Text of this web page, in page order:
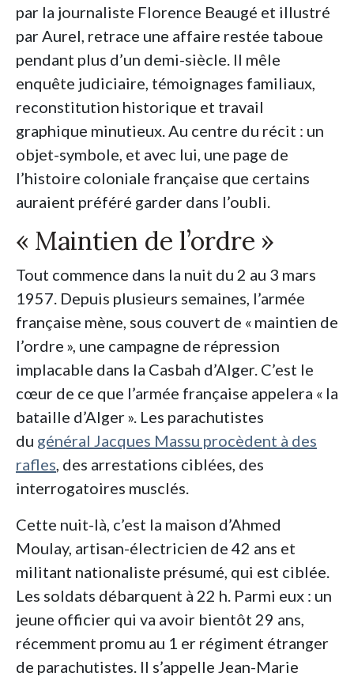
par la journaliste Florence Beaugé et illustré
par Aurel, retrace une affaire restée taboue
pendant plus d’un demi-siècle. Il mêle
enquête judiciaire, témoignages familiaux,
reconstitution historique et travail
graphique minutieux. Au centre du récit : un
objet-symbole, et avec lui, une page de
l’histoire coloniale française que certains
auraient préféré garder dans l’oubli.
« Maintien de l’ordre »
Tout commence dans la nuit du 2 au 3 mars
1957. Depuis plusieurs semaines, l’armée
française mène, sous couvert de « maintien de
l’ordre », une campagne de répression
implacable dans la Casbah d’Alger. C’est le
cœur de ce que l’armée française appelera « la
bataille d’Alger». Les parachutistes
du général Jacques Massu procèdent à des
rafles, des arrestations ciblées, des
interrogatoires musclés.
Cette nuit-là, c’est la maison d’Ahmed
Moulay, artisan-électricien de 42 ans et
militant nationaliste présumé, qui est ciblée.
Les soldats débarquent à 22 h. Parmi eux : un
jeune officier qui va avoir bientôt 29 ans,
récemment promu au 1 er régiment étranger
de parachutistes. Il s’appelle Jean-Marie